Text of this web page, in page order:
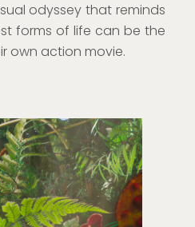
odyssey that reminds
forms of life can be the
own action movie.